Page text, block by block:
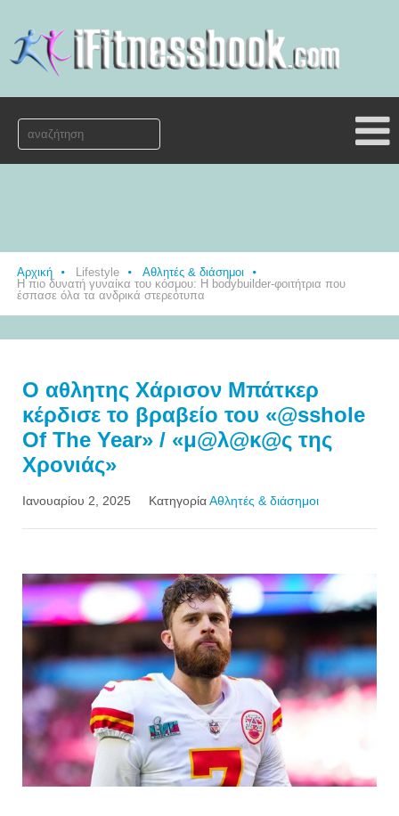
Αρχική Lifestyle
Αθλητές & διάσημοι
Η πιο δυνατή γυναίκα του κόσμου: Η bodybuilder-φοιτήτρια που
έσπασε όλα τα ανδρικά στερεότυπα
Ο αθλητης Χάρισον Μπάτκερ
κέρδισε το βραβείο του «@sshole
Of The Year» / «μ@λ@κ@ς της
Χρονιάς»
Ιανουαρίου 2, 2025 ΚατηγορίαΑθλητές & διάσημοι